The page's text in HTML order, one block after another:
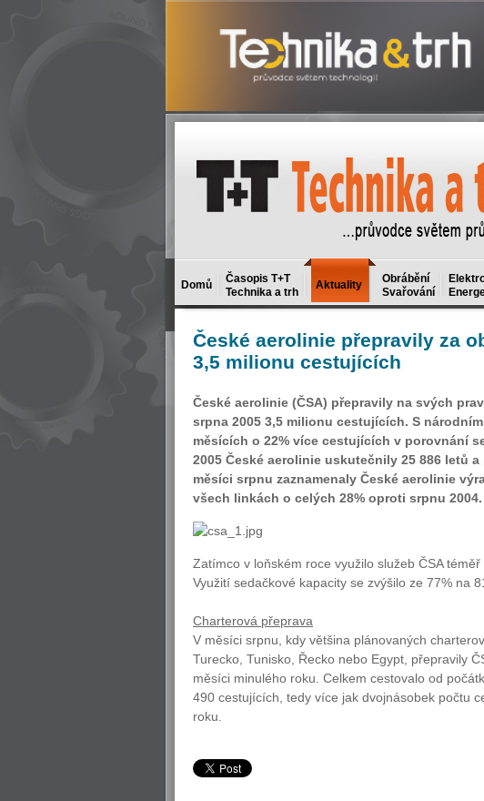
Domů
Časopis T+T
Technika a trh
Aktuality
Obrábění
Svařování
České aerolinie přepravily za
3,5 milionu cestujících
České aerolinie (ČSA) přepravily na svých
srpna 2005 3,5 milionu cestujících. S
měsících o 22% více cestujících v porovnání
2005 České aerolinie uskutečnily 25 886 letů
měsíci srpnu zaznamenaly České aerolinie
všech linkách o celých 28% oproti srpnu 2004.
Zatímco v loňském roce využilo služeb ČSA
Využití sedačkové kapacity se zvýšilo ze 77% na
Charterová přeprava
V měsíci srpnu, kdy většina plánovaných
Turecko, Tunisko, Řecko nebo Egypt, přepravily
měsíci minulého roku. Celkem cestovalo od
490 cestujících, tedy více jak dvojnásobek počtu
roku.